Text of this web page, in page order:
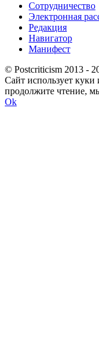
Сотрудничество
Электронная
Редакция
Навигатор
Манифест
© Postcriticism 2013 -
Сайт использует
продолжите чтение,
Ok